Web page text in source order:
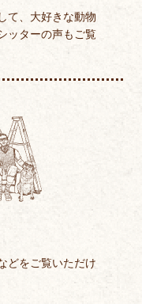
て、大好きな動物
ッターの声もご覧
どをご覧いただけ